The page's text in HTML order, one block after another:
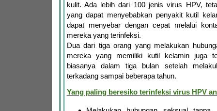
kulit. Ada lebih dari 100 jenis virus HPV,
yang dapat menyebabkan penyakit kutil
dapat menyebar dengan cepat melalui
mereka yang terinfeksi.
Dua dari tiga orang yang melakukan
mereka yang memiliki kutil kelamin juga
biasanya dalam tiga bulan setelah
terkadang sampai beberapa tahun.
Yang paling beresiko terinfeksi virus HPV